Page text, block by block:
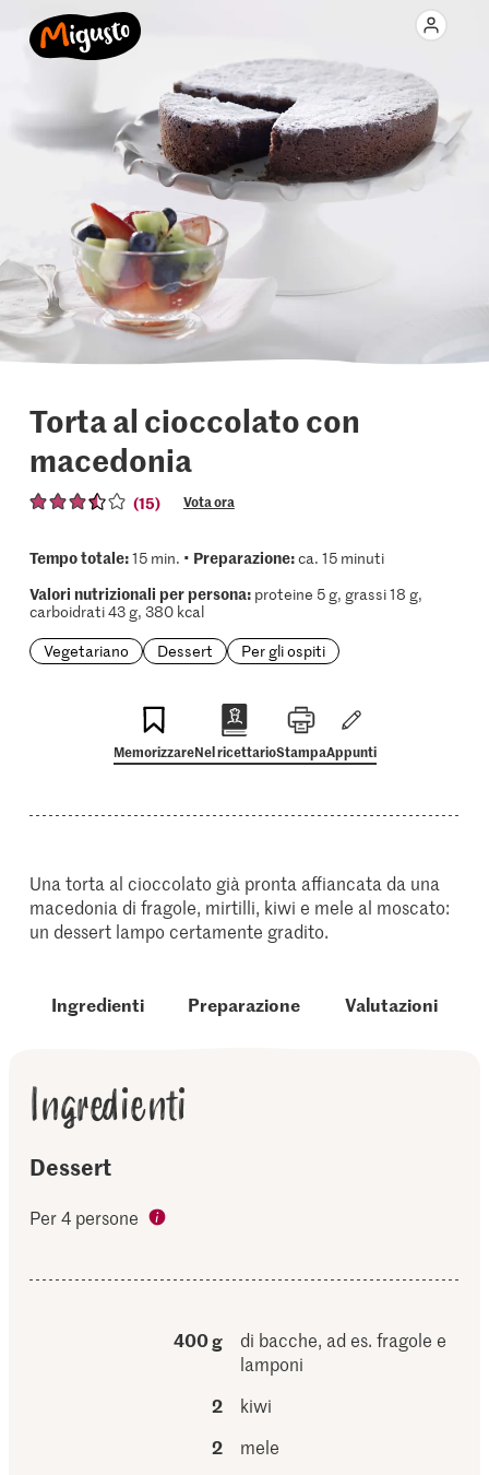
Torta al cioccolato con
macedonia
(15) Vota ora
Tempo totale:15 min. • Preparazione:ca. 15 minuti
Valori nutrizionali per persona:proteine 5 g, grassi 18 g,
carboidrati 43 g, 380 kcal
Vegetariano
Dessert Per gli ospiti
MemorizzareNel ricettarioStampaAppunti
Una torta al cioccolato già pronta affiancata da una
macedonia di fragole, mirtilli, kiwi e mele al moscato:
un dessert lampo certamente gradito.
Ingredienti Preparazione Valutazioni
Ingredienti
Dessert
Per 4 persone
400 g
di bacche, ad es. fragole e
lamponi
2
kiwi
2
mele